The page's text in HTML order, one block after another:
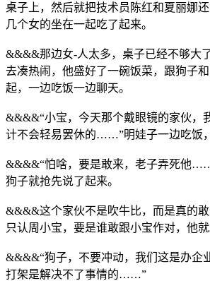
桌子上，然后就把技术员陈红和夏丽娜还
几个女的坐在一起吃了起来。
&&&&那边女-人太多，桌子已经不够大
去凑热闹，他盛好了一碗饭菜，跟狗子
起，一边吃饭一边聊天。
&&&&“小宝，今天那个戴眼镜的家伙，
计不会轻易罢休的……”明娃子一边吃饭
&&&&“怕啥，要是敢来，老子弄死他
狗子就抢先说了起来。
&&&&这个家伙不是吹牛比，而是真的
只认周小宝，要是谁敢跟小宝作对，他就
&&&&“狗子，不要冲动，我们这是办企
打架是解决不了事情的……”